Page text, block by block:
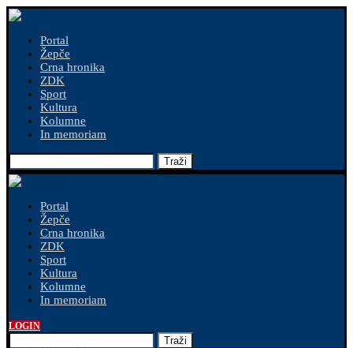
Portal
Žepče
Crna hronika
ZDK
Sport
Kultura
Kolumne
In memoriam
Traži
Portal
Žepče
Crna hronika
ZDK
Sport
Kultura
Kolumne
In memoriam
LOGIN
Traži